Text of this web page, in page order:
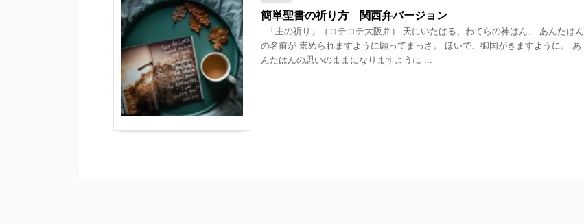
簡単聖書の祈り方 関西弁バージョン
「主の祈り」（コテコテ大阪弁） 天にいたはる、わてらの神はん、 あんたはん
の名前が 崇められますように願ってまっさ。 ほいで、御国がきますように。 あ
んたはんの思いのままになりますように ...